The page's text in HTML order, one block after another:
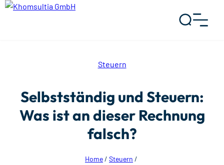
Steuern
Selbstständig und Steuern:
Was ist an dieser Rechnung
falsch?
Home/ Steuern /